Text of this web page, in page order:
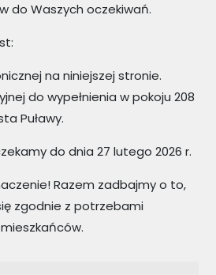
do Waszych oczekiwań.
na niniejszej stronie.
do wypełnienia w pokoju 208
Puławy.
do dnia 27 lutego 2026 r.
Razem zadbajmy o to,
zgodnie z potrzebami